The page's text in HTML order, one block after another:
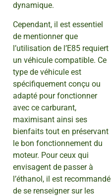
dynamique.
Cependant, il est essentiel
de mentionner que
l’utilisation de l’E85 requiert
un véhicule compatible. Ce
type de véhicule est
spécifiquement conçu ou
adapté pour fonctionner
avec ce carburant,
maximisant ainsi ses
bienfaits tout en préservant
le bon fonctionnement du
moteur. Pour ceux qui
envisagent de passer à
l’éthanol, il est recommandé
de se renseigner sur les